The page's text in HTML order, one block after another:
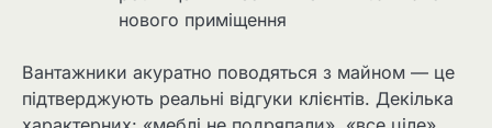
нового приміщення
Вантажники акуратно поводяться з майном — це
підтверджують реальні відгуки клієнтів. Декілька